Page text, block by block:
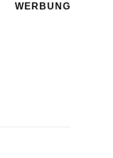
WERBUNG